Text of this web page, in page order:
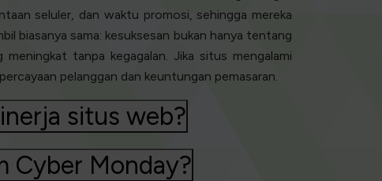
seluler, dan waktu promosi, sehingga mereka
biasanya sama: kesuksesan bukan hanya tentang
tanpa kegagalan. Jika situs mengalami
pelanggan dan keuntungan pemasaran.
situs web?
Cyber Monday?